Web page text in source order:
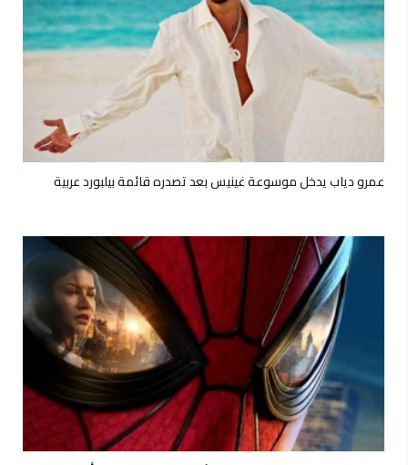
عمرو دياب يدخل موسوعة غينيس بعد تصدره قائمة بيلبورد عربية